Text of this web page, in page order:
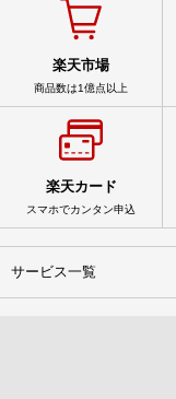
楽天市場
商品数は1億点以上
楽天カード
スマホでカンタン申込
サービス一覧